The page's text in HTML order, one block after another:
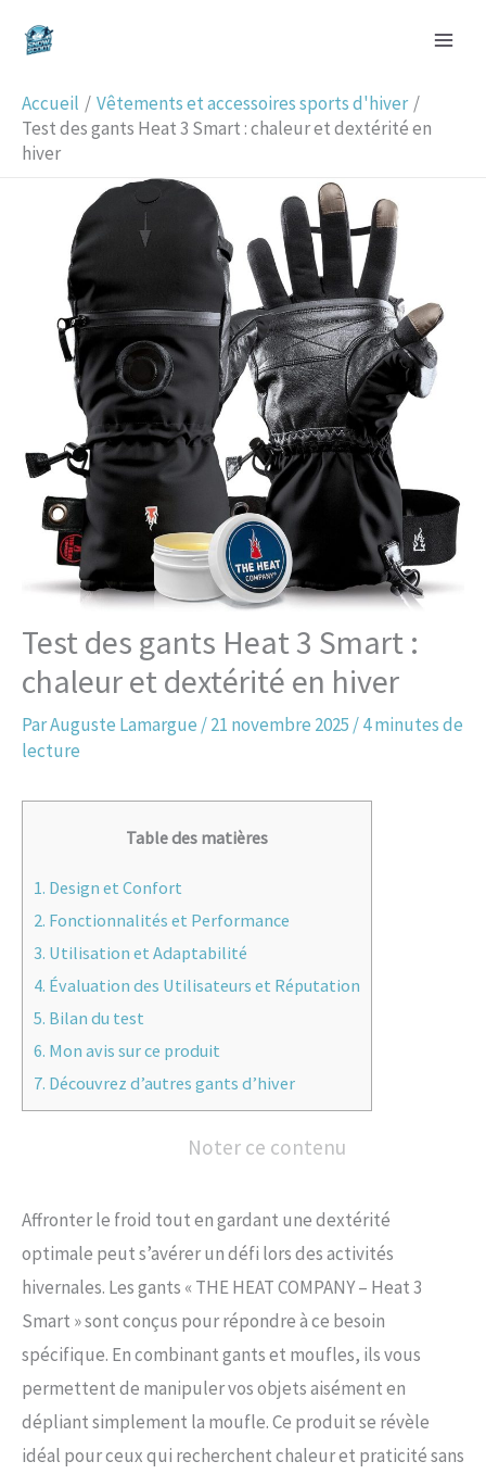
Accueil
Vêtements et accessoires sports d'hiver
Test des gants Heat 3 Smart : chaleur et dextérité en
hiver
Test des gants Heat 3 Smart :
chaleur et dextérité en hiver
ParAuguste Lamargue /21 novembre 2025 /4 minutes de
lecture
Table des matières
1. Design et Confort
2. Fonctionnalités et Performance
3. Utilisation et Adaptabilité
4. Évaluation des Utilisateurs et Réputation
5. Bilan du test
6. Mon avis sur ce produit
7. Découvrez d’autres gants d’hiver
Noter ce contenu
Affronter le froid tout en gardant une dextérité
optimale peut s’avérer un défi lors des activités
hivernales. Les gants « THE HEAT COMPANY – Heat 3
Smart » sont conçus pour répondre à ce besoin
spécifique. En combinant gants et moufles, ils vous
permettent de manipuler vos objets aisément en
dépliant simplement la moufle. Ce produit se révèle
idéal pour ceux qui recherchent chaleur et praticité sans
e
c
h
e